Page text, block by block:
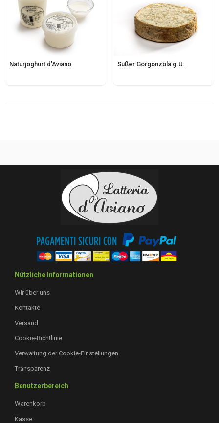
Naturjoghurt d’Aviano Süßer Gorgonzola g.U.
Nützliche Informationen
Wir über uns
Kontakte
Versand
Cookie-Richtlinie
Verwaltung der Cookie-Einstellungen
Transparenz
Benutzerbereich
Warenkorb
Kasse